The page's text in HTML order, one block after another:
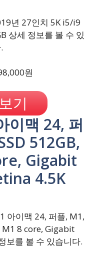
년 27인치 5K i5/i9
상세 정보를 볼 수 있
원
기
이맥 24, 퍼
512GB,
Gigabit
4.5K
아이맥 24, 퍼플, M1,
M1 8 core, Gigabit
보를 볼 수 있습니다.